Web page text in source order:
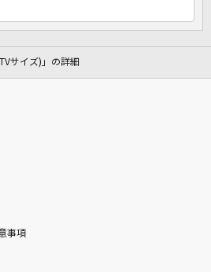
サイズ)」の詳細
事項